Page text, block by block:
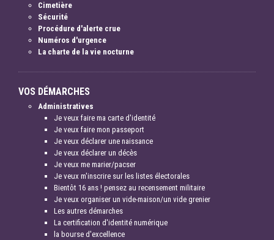
Cimetière
Sécurité
Procédure d'alerte crue
Numéros d'urgence
La charte de la vie nocturne
VOS DÉMARCHES
Administratives
Je veux faire ma carte d'identité
Je veux faire mon passeport
Je veux déclarer une naissance
Je veux déclarer un décès
Je veux me marier/pacser
Je veux m'inscrire sur les listes électorales
Bientôt 16 ans ! pensez au recensement militaire
Je veux organiser un vide-maison/un vide grenier
Les autres démarches
La certification d'identité numérique
la bourse d'excellence